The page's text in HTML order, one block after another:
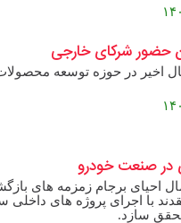
حضور شرکای خارجی
اخیر در حوزه توسعه
در صنعت خودرو
احیای برجام زمزمه
با اجرای پروژه های
سازد.